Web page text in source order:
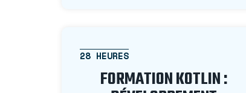
28 HEURES
FORMATION KOTLIN :